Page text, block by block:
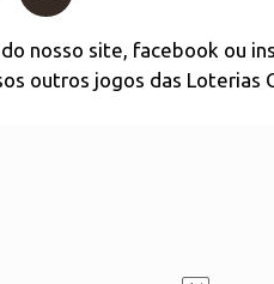
nosso site, facebook ou
outros jogos das Loterias